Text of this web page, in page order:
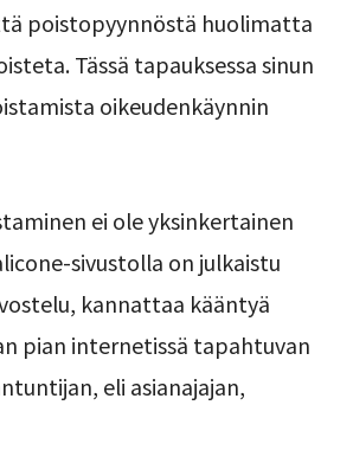
poistopyynnöstä huolimatta
Tässä tapauksessa sinun
oikeudenkäynnin
ei ole yksinkertainen
sivustolla on julkaistu
kannattaa kääntyä
pian internetissä tapahtuvan
eli asianajajan,